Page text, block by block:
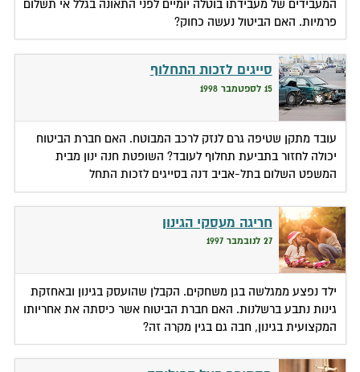
המעבידים של מעבידתו בוטלה יומיים לפני התאונה בגלל אי תשלום
פרמיות. האם הביטול נעשה כחוק?
סייגים לזכות התחלוף
15 לספטמבר 1998
עובד מתקן שטיפה גרם לנזק לרכב המבוטח. האם חברת הביטוח
יכולה לחזור בתביעת תחלוף לעובד? השופטת חנה ינון מבית
המשפט השלום בתל-אביב דנה בסייגים לזכות התחל
חריגה מעסקי הגינון
27 לנובמבר 1997
ילד נפצע ממגלשה בגן משחקים. הקבלן שהועסק בגינון ובאחזקת
גינות נתבע ברשלנות. האם חברת הביטוח אשר כיסתה את אחריותו
המקצועית בגינון, חבה גם בגין מקרה זה?